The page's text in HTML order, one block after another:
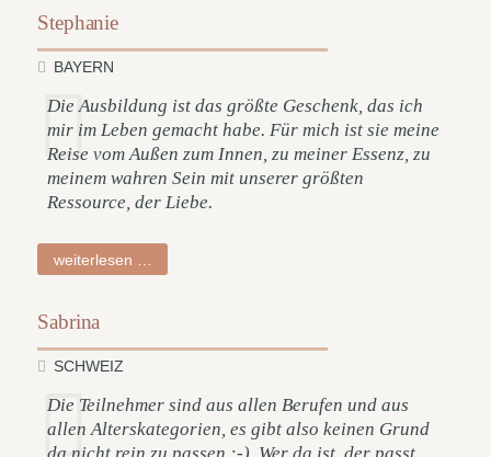
Stephanie
BAYERN
Die Ausbildung ist das größte Geschenk, das ich
mir im Leben gemacht habe. Für mich ist sie meine
Reise vom Außen zum Innen, zu meiner Essenz, zu
meinem wahren Sein mit unserer größten
Ressource, der Liebe.
weiterlesen …
Sabrina
SCHWEIZ
Die Teilnehmer sind aus allen Berufen und aus
allen Alterskategorien, es gibt also keinen Grund